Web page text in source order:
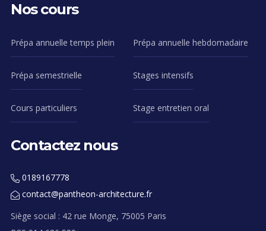
Nos cours
Prépa annuelle temps plein Prépa annuelle hebdomadaire
Prépa semestrielle Stages intensifs
Cours particuliers Stage entretien oral
Contactez nous
0189167778
contact@pantheon-architecture.fr
Siège social : 42 rue Monge, 75005 Paris